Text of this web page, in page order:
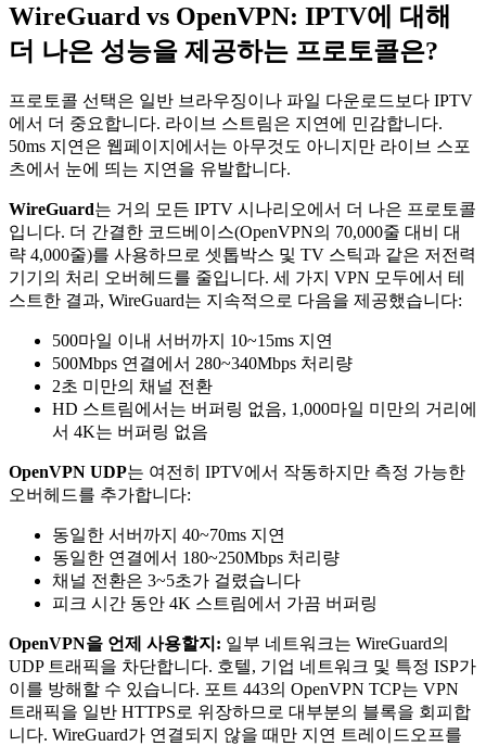
WireGuard vs OpenVPN: IPTV에 대해
더 나은 성능을 제공하는 프로토콜은?
프로토콜 선택은 일반 브라우징이나 파일 다운로드보다 IPTV
에서 더 중요합니다. 라이브 스트림은 지연에 민감합니다.
50ms 지연은 웹페이지에서는 아무것도 아니지만 라이브 스포
츠에서 눈에 띄는 지연을 유발합니다.
WireGuard는 거의 모든 IPTV 시나리오에서 더 나은 프로토콜
입니다. 더 간결한 코드베이스(OpenVPN의 70,000줄 대비 대
략 4,000줄)를 사용하므로 셋톱박스 및 TV 스틱과 같은 저전력
기기의 처리 오버헤드를 줄입니다. 세 가지 VPN 모두에서 테
스트한 결과, WireGuard는 지속적으로 다음을 제공했습니다:
500마일 이내 서버까지 10~15ms 지연
500Mbps 연결에서 280~340Mbps 처리량
2초 미만의 채널 전환
HD 스트림에서는 버퍼링 없음, 1,000마일 미만의 거리에
서 4K는 버퍼링 없음
OpenVPN UDP는 여전히 IPTV에서 작동하지만 측정 가능한
오버헤드를 추가합니다:
동일한 서버까지 40~70ms 지연
동일한 연결에서 180~250Mbps 처리량
채널 전환은 3~5초가 걸렸습니다
피크 시간 동안 4K 스트림에서 가끔 버퍼링
OpenVPN을 언제 사용할지: 일부 네트워크는 WireGuard의
UDP 트래픽을 차단합니다. 호텔, 기업 네트워크 및 특정 ISP가
이를 방해할 수 있습니다. 포트 443의 OpenVPN TCP는 VPN
트래픽을 일반 HTTPS로 위장하므로 대부분의 블록을 회피합
니다. WireGuard가 연결되지 않을 때만 지연 트레이드오프를